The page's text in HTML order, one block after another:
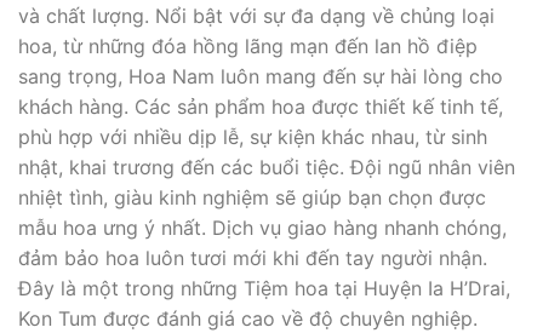
và chất lượng. Nổi bật với sự đa dạng về chủng loại
hoa, từ những đóa hồng lãng mạn đến lan hồ điệp
sang trọng, Hoa Nam luôn mang đến sự hài lòng cho
khách hàng. Các sản phẩm hoa được thiết kế tinh tế,
phù hợp với nhiều dịp lễ, sự kiện khác nhau, từ sinh
nhật, khai trương đến các buổi tiệc. Đội ngũ nhân viên
nhiệt tình, giàu kinh nghiệm sẽ giúp bạn chọn được
mẫu hoa ưng ý nhất. Dịch vụ giao hàng nhanh chóng,
đảm bảo hoa luôn tươi mới khi đến tay người nhận.
Đây là một trong những Tiệm hoa tại Huyện Ia H’Drai,
Kon Tum được đánh giá cao về độ chuyên nghiệp.